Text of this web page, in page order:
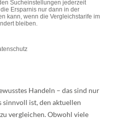
Handeln – das sind nur
sinnvoll ist, den aktuellen
vergleichen. Obwohl viele